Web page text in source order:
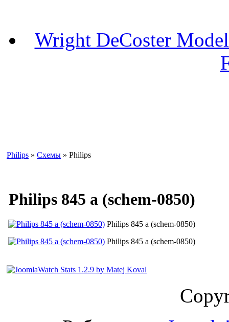
Wright DeCoster
Philips » Схемы » Philips
Philips 845 a (schem-0850)
Philips 845 a (schem-0850)
Philips 845 a (schem-0850)